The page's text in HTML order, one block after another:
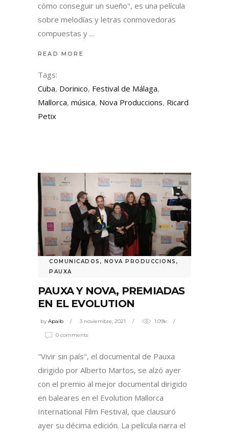
cómo conseguir un sueño", es una película
sobre melodías y letras conmovedoras
compuestas y
READ MORE
Tags:
Cuba, Dorinico, Festival de Málaga,
Mallorca, música, Nova Produccions, Ricard
Petix
COMUNICADOS , NOVA PRODUCCIONS ,
PAUXA
PAUXA Y NOVA, PREMIADAS
EN EL EVOLUTION
byApaib 3 noviembre, 2021 1.09k
0 comments
"Vivir sin país", el documental de Pauxa
dirigido por Alberto Martos, se alzó ayer
con el premio al mejor documental dirigido
en baleares en el Evolution Mallorca
International Film Festival, que clausuró
ayer su décima edición. La película narra el